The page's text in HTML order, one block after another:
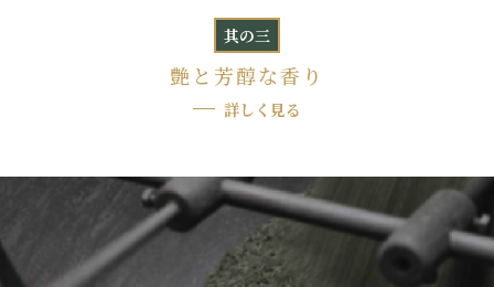
其の三
艶と芳醇な香り
詳しく見る